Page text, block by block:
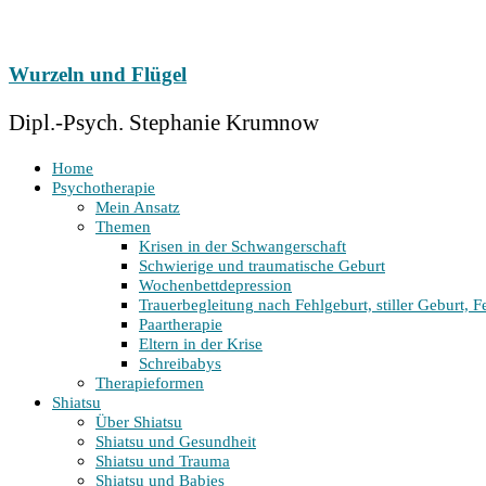
Wurzeln und Flügel
Dipl.-Psych. Stephanie Krumnow
Home
Psychotherapie
Mein Ansatz
Themen
Krisen in der Schwangerschaft
Schwierige und traumatische Geburt
Wochenbett­depression
Trauerbegleitung nach Fehlgeburt, stiller Geburt,
Paartherapie
Eltern in der Krise
Schreibabys
Therapieformen
Shiatsu
Über Shiatsu
Shiatsu und Gesundheit
Shiatsu und Trauma
Shiatsu und Babies